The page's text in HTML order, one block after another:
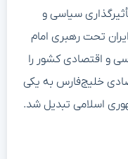
سیاسی و
تحت رهبری امام
و اقتصادی کشور را
خلیج‌فارس به یکی
اسلامی تبدیل شد.